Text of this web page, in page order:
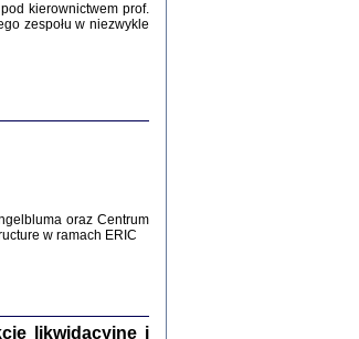
ZIEMIĄ ...
kierownictwem prof.
zespołu w niezwykle
oraz Centrum
w ramach ERIC
likwidacyjne i